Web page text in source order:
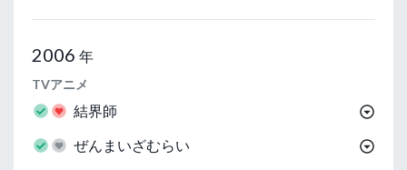
2006 年
TVアニメ
結界師
ぜんまいざむらい